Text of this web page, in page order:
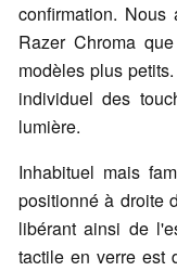
confirmation.
Razer Chroma
modèles plus
individuel des
lumière.
Inhabituel mais
positionné à droite
libérant ainsi de
tactile en verre est